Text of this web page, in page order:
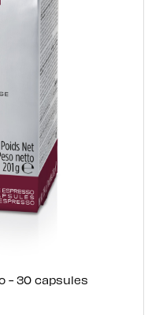
- 30 capsules